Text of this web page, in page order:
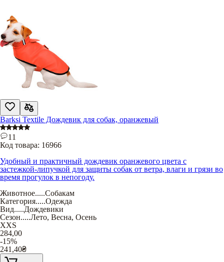
Barksi Textile Дождевик для собак, оранжевый
11
Код товара: 16966
Удобный и практичный дождевик оранжевого цвета с
застежкой-липучкой для защиты собак от ветра, влаги и грязи во
время прогулок в непогоду.
Животное.....Собакам
Категория.....Одежда
Вид.....Дождевики
Сезон.....Лето, Весна, Осень
XXS
284,00
-15%
241,40₴